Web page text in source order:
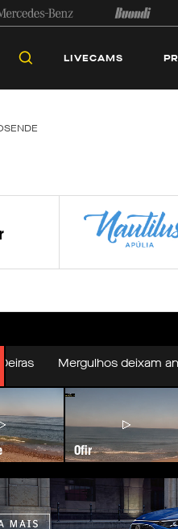
LIVECAMS
Mergulhos deixam
Ofir